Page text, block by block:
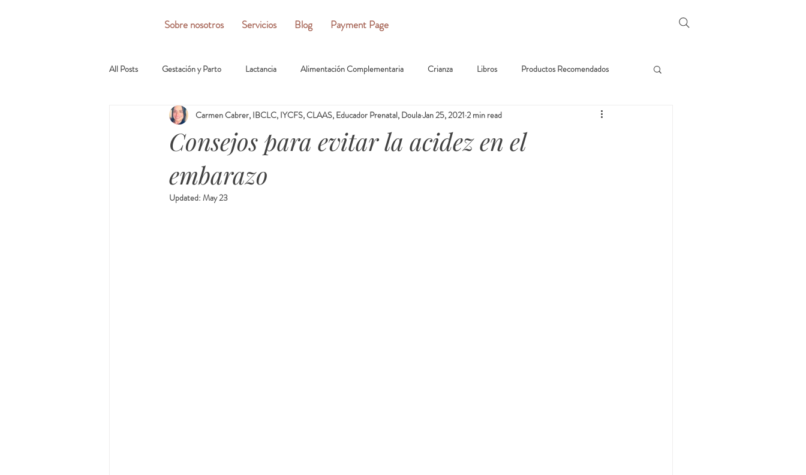
Sobre nosotros Servicios Blog Payment Page
All Posts Gestación y Parto Lactancia Alimentación Complementaria Crianza Libros Productos Recomendados
Consejos para evitar la acidez en el
embarazo
Carmen Cabrer, IBCLC, IYCFS, CLAAS, Educador Prenatal, DoulaJan 25, 2021 2 min read
Updated: May 23